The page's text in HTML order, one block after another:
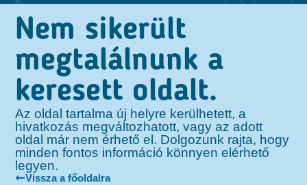
Nem sikerült
megtalálnunk a
keresett oldalt.
Az oldal tartalma új helyre kerülhetett, a
hivatkozás megváltozhatott, vagy az adott
oldal már nem érhető el. Dolgozunk rajta, hogy
minden fontos információ könnyen elérhető
legyen.
Vissza a főoldalra